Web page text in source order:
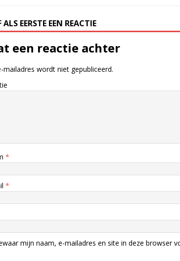
ALS EERSTE EEN REACTIE
een reactie achter
mailadres wordt niet gepubliceerd.
*
*
mijn naam, e-mailadres en site in deze browser